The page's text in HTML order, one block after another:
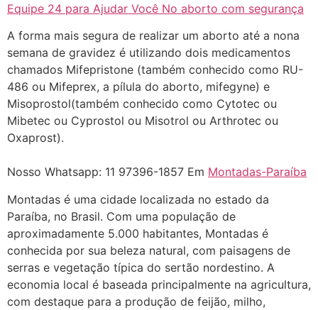
Equipe 24 para Ajudar Você No aborto com segurança
A forma mais segura de realizar um aborto até a nona
semana de gravidez é utilizando dois medicamentos
chamados Mifepristone (também conhecido como RU-
486 ou Mifeprex, a pílula do aborto, mifegyne) e
Misoprostol(também conhecido como Cytotec ou
Mibetec ou Cyprostol ou Misotrol ou Arthrotec ou
Oxaprost).
Nosso Whatsapp: 11 97396-1857 Em Montadas-Paraíba
Montadas é uma cidade localizada no estado da
Paraíba, no Brasil. Com uma população de
aproximadamente 5.000 habitantes, Montadas é
conhecida por sua beleza natural, com paisagens de
serras e vegetação típica do sertão nordestino. A
economia local é baseada principalmente na agricultura,
com destaque para a produção de feijão, milho,
... (1998989**** em
http://www.proaborto.com)
Helly
(1999997****
em http://www.proaborto.com)
Eu estou preparada em varias
áreas mas psicologicamente p ter
sozinha nao estou